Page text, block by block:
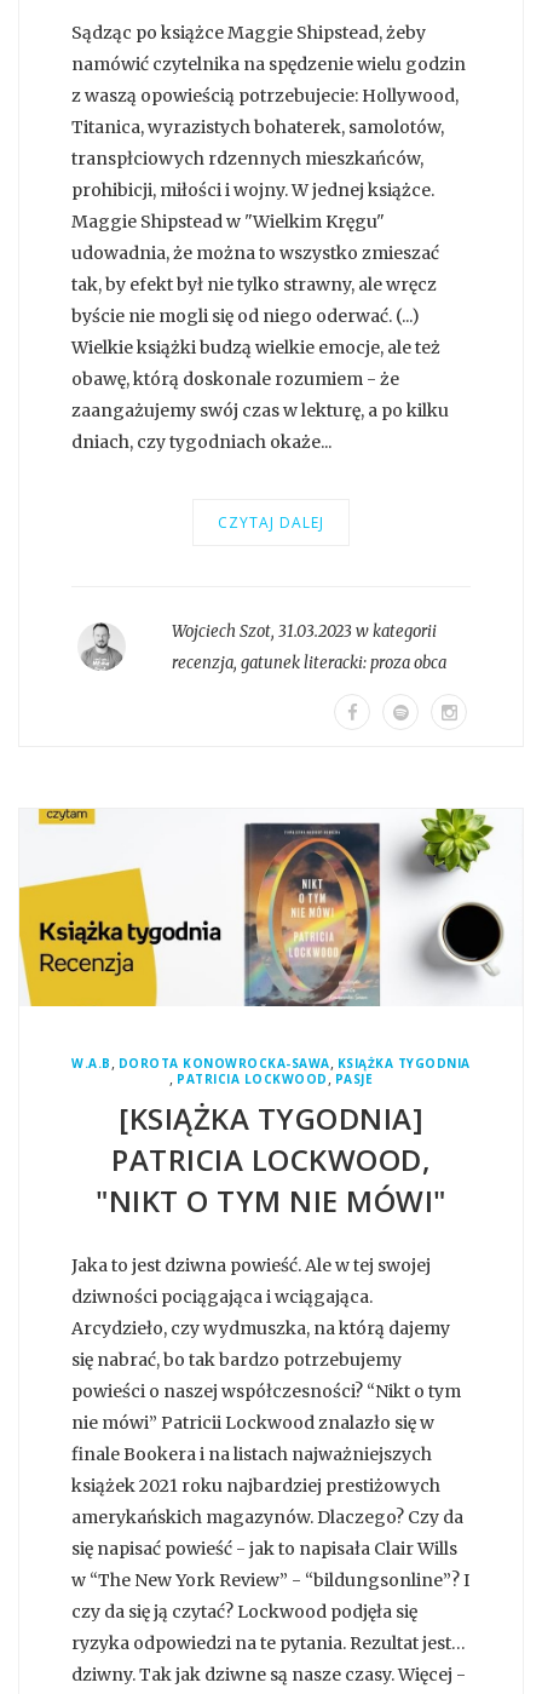
Sądząc po książce Maggie Shipstead, żeby
namówić czytelnika na spędzenie wielu godzin
z waszą opowieścią potrzebujecie: Hollywood,
Titanica, wyrazistych bohaterek, samolotów,
transpłciowych rdzennych mieszkańców,
prohibicji, miłości i wojny. W jednej książce.
Maggie Shipstead w "Wielkim Kręgu"
udowadnia, że można to wszystko zmieszać
tak, by efekt był nie tylko strawny, ale wręcz
byście nie mogli się od niego oderwać. (...)
Wielkie książki budzą wielkie emocje, ale też
obawę, którą doskonale rozumiem - że
zaangażujemy swój czas w lekturę, a po kilku
dniach, czy tygodniach okaże...
CZYTAJ DALEJ
Wojciech Szot, 31.03.2023 w kategorii
recenzja, gatunek literacki:proza obca
W.A.B , DOROTA KONOWROCKA-SAWA, KSIĄŻKA TYGODNIA
, PATRICIA LOCKWOOD , PASJE
[KSIĄŻKA TYGODNIA]
PATRICIA LOCKWOOD,
"NIKT O TYM NIE MÓWI"
Jaka to jest dziwna powieść. Ale w tej swojej
dziwności pociągająca i wciągająca.
Arcydzieło, czy wydmuszka, na którą dajemy
się nabrać, bo tak bardzo potrzebujemy
powieści o naszej współczesności? “Nikt o tym
nie mówi” Patricii Lockwood znalazło się w
finale Bookera i na listach najważniejszych
książek 2021 roku najbardziej prestiżowych
amerykańskich magazynów. Dlaczego? Czy da
się napisać powieść - jak to napisała Clair Wills
w “The New York Review” - “bildungsonline”? I
czy da się ją czytać? Lockwood podjęła się
ryzyka odpowiedzi na te pytania. Rezultat jest…
dziwny. Tak jak dziwne są nasze czasy. Więcej -